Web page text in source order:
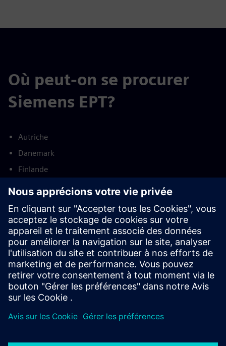
Où peut-on se procurer
Siemens EPT?
Autriche
Danemark
Finlande
Pays-Bas
Norvège
Suède
Royaume-Uni
États-Unis